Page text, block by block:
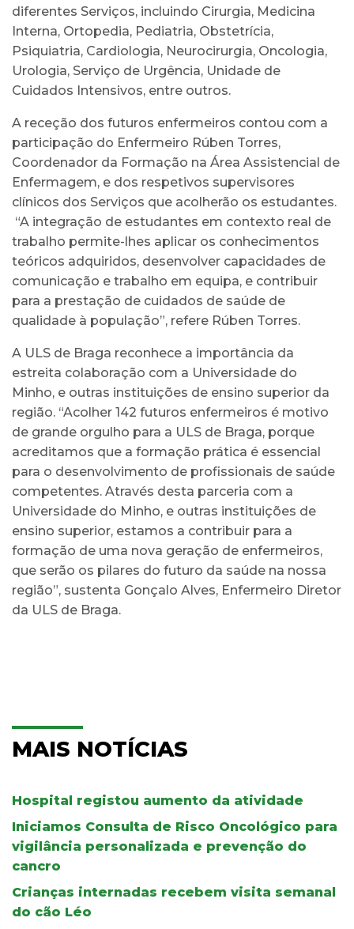
diferentes Serviços, incluindo Cirurgia, Medicina
Interna, Ortopedia, Pediatria, Obstetrícia,
Psiquiatria, Cardiologia, Neurocirurgia, Oncologia,
Urologia, Serviço de Urgência, Unidade de
Cuidados Intensivos, entre outros.
A receção dos futuros enfermeiros contou com a
participação do Enfermeiro Rúben Torres,
Coordenador da Formação na Área Assistencial de
Enfermagem, e dos respetivos supervisores
clínicos dos Serviços que acolherão os estudantes.
“A integração de estudantes em contexto real de
trabalho permite-lhes aplicar os conhecimentos
teóricos adquiridos, desenvolver capacidades de
comunicação e trabalho em equipa, e contribuir
para a prestação de cuidados de saúde de
qualidade à população”, refere Rúben Torres.
A ULS de Braga reconhece a importância da
estreita colaboração com a Universidade do
Minho, e outras instituições de ensino superior da
região. “Acolher 142 futuros enfermeiros é motivo
de grande orgulho para a ULS de Braga, porque
acreditamos que a formação prática é essencial
para o desenvolvimento de profissionais de saúde
competentes. Através desta parceria com a
Universidade do Minho, e outras instituições de
ensino superior, estamos a contribuir para a
formação de uma nova geração de enfermeiros,
que serão os pilares do futuro da saúde na nossa
região”, sustenta Gonçalo Alves, Enfermeiro Diretor
da ULS de Braga.
MAIS NOTÍCIAS
Hospital registou aumento da atividade
Iniciamos Consulta de Risco Oncológico para
vigilância personalizada e prevenção do
cancro
Crianças internadas recebem visita semanal
do cão Léo